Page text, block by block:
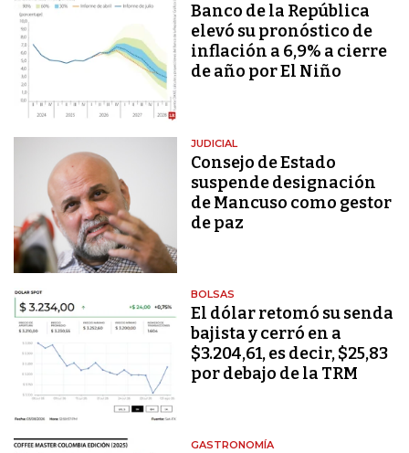
Banco de la República
elevó su pronóstico de
inflación a 6,9% a cierre
de año por El Niño
JUDICIAL
Consejo de Estado
suspende designación
de Mancuso como gestor
de paz
BOLSAS
El dólar retomó su senda
bajista y cerró en a
$3.204,61, es decir, $25,83
por debajo de la TRM
GASTRONOMÍA